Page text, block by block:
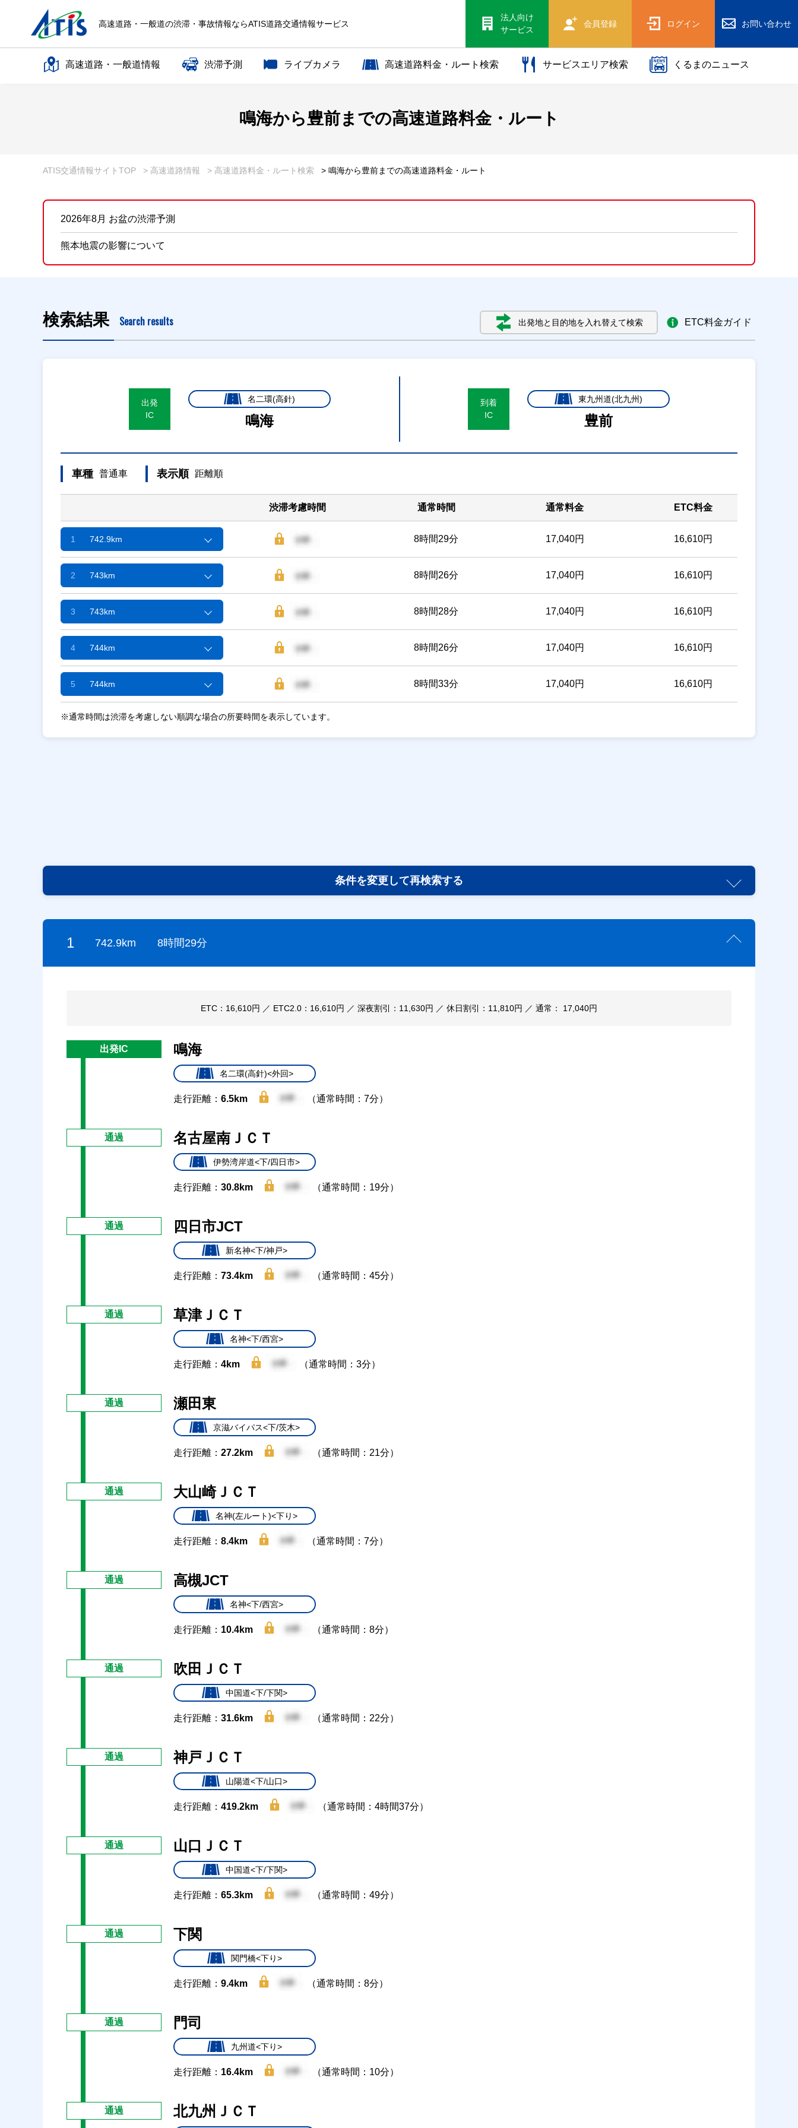
高速道路・一般道の渋滞・事故情報ならATIS道路交通情報サービス
法人向け
サービス
会員登録 ログイン お問い合わせ
高速道路・一般道情報 渋滞予測 ライブカメラ 高速道路料金・ルート検索 サービスエリア検索 くるまのニュース
鳴海から豊前までの高速道路料金・ルート
ATIS交通情報サイトTOP > 高速道路情報 > 高速道路料金・ルート検索 > 鳴海から豊前までの高速道路料金・ルート
2026年8月 お盆の渋滞予測
熊本地震の影響について
検索結果 Search results 出発地と目的地を入れ替えて検索 ETC料金ガイド
出発
IC
名二環(高針)
鳴海
到着
IC
東九州道(北九州)
豊前
車種 普通車 表示順 距離順
渋滞考慮時間 通常時間 通常料金 ETC料金
1 742.9km 8時間29分 17,040円 16,610円
2 743km 8時間26分 17,040円 16,610円
3 743km 8時間28分 17,040円 16,610円
4 744km 8時間26分 17,040円 16,610円
5 744km 8時間33分 17,040円 16,610円
※通常時間は渋滞を考慮しない順調な場合の所要時間を表示しています。
条件を変更して再検索する
1 742.9km 8時間29分
ETC：16,610円 ／ ETC2.0：16,610円 ／ 深夜割引：11,630円 ／ 休日割引：11,810円 ／ 通常： 17,040円
出発IC 鳴海
名二環(高針)<外回>
走行距離： 6.5km （通常時間：7分）
通過 名古屋南ＪＣＴ
伊勢湾岸道<下/四日市>
走行距離： 30.8km （通常時間：19分）
通過 四日市JCT
新名神<下/神戸>
走行距離： 73.4km （通常時間：45分）
通過 草津ＪＣＴ
名神<下/西宮>
走行距離： 4km （通常時間：3分）
通過 瀬田東
京滋バイパス<下/茨木>
走行距離： 27.2km （通常時間：21分）
通過 大山崎ＪＣＴ
名神(左ルート)<下り>
走行距離： 8.4km （通常時間：7分）
通過 高槻JCT
名神<下/西宮>
走行距離： 10.4km （通常時間：8分）
通過 吹田ＪＣＴ
中国道<下/下関>
走行距離： 31.6km （通常時間：22分）
通過 神戸ＪＣＴ
山陽道<下/山口>
走行距離： 419.2km （通常時間：4時間37分）
通過 山口ＪＣＴ
中国道<下/下関>
走行距離： 65.3km （通常時間：49分）
通過 下関
関門橋<下り>
走行距離： 9.4km （通常時間：8分）
通過 門司
九州道<下り>
走行距離： 16.4km （通常時間：10分）
通過 北九州ＪＣＴ